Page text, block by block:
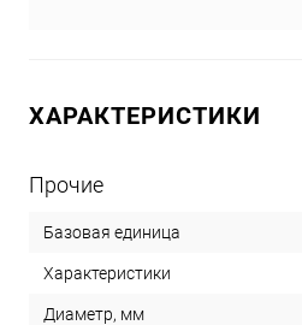
ХАРАКТЕРИСТИКИ
Прочие
Базовая единица
Характеристики
Диаметр, мм